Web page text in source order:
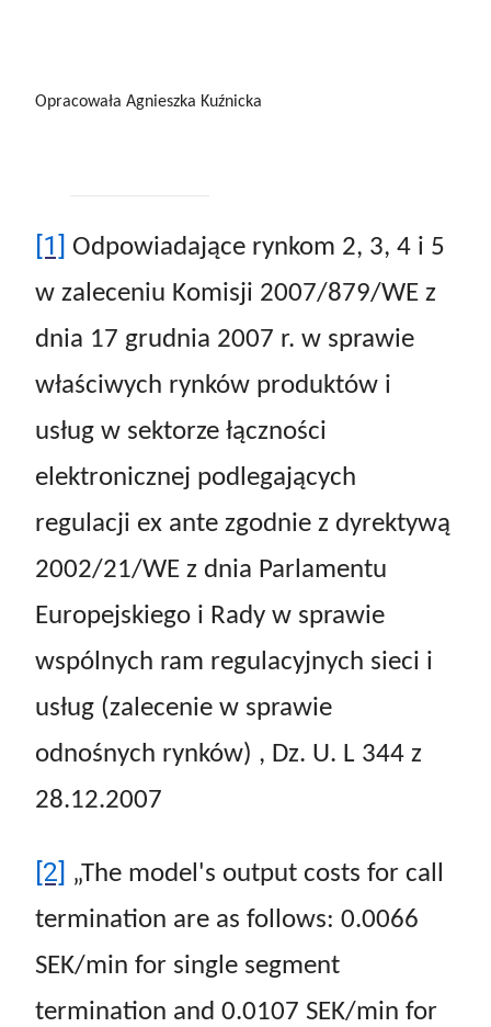
Opracowała Agnieszka Kuźnicka
[1] Odpowiadające rynkom 2, 3, 4 i 5
w zaleceniu Komisji 2007/879/WE z
dnia 17 grudnia 2007 r. w sprawie
właściwych rynków produktów i
usług w sektorze łączności
elektronicznej podlegających
regulacji ex ante zgodnie z dyrektywą
2002/21/WE z dnia Parlamentu
Europejskiego i Rady w sprawie
wspólnych ram regulacyjnych sieci i
usług (zalecenie w sprawie
odnośnych rynków) , Dz. U. L 344 z
28.12.2007
[2] „The model's output costs for call
termination are as follows: 0.0066
SEK/min for single segment
termination and 0.0107 SEK/min for